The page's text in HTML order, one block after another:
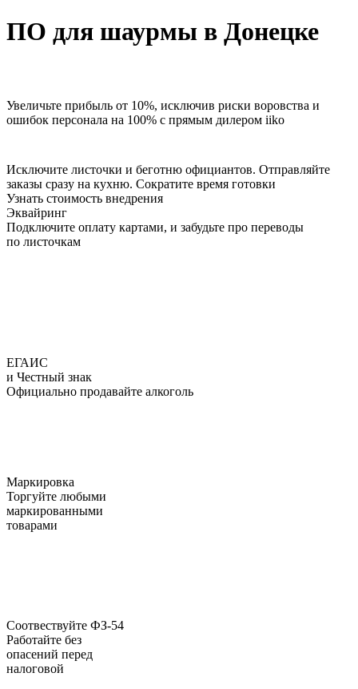
ПО для шаурмы в Донецке
Увеличьте прибыль от 10%, исключив риски воровства и
ошибок персонала на 100% с прямым дилером iiko
Исключите листочки и беготню официантов. Отправляйте
заказы сразу на кухню. Сократите время готовки
Узнать стоимость внедрения
Эквайринг
Подключите оплату картами, и забудьте про переводы
по листочкам
ЕГАИС
и Честный знак
Официально продавайте алкоголь
Маркировка
Торгуйте любыми
маркированными
товарами
Соотвествуйте ФЗ-54
Работайте без
опасений перед
налоговой